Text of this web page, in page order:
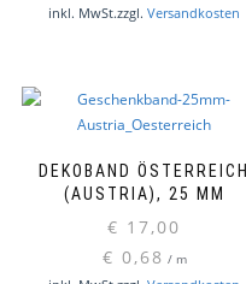
inkl. MwSt.zzgl. Versandkosten
DEKOBAND ÖSTERREICH
(AUSTRIA), 25 MM
€ 17,00
€ 0,68 / m